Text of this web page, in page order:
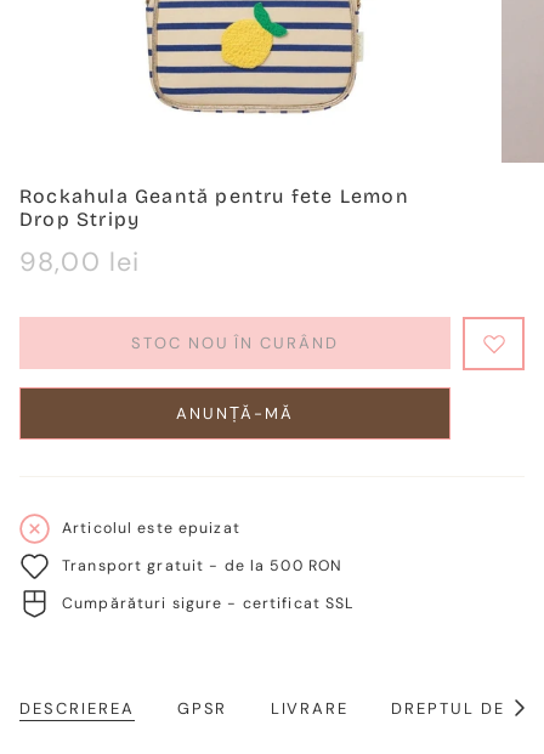
Rockahula Geantă pentru fete Lemon
Drop Stripy
Regulärer
98,00 lei
STOC NOU ÎN CURÂND
ANUNȚĂ-MĂ
Articolul este epuizat
Transport gratuit - de la 500 RON
Cumpărături sigure - certificat SSL
DESCRIEREA GPSR LIVRARE DREPTUL DE